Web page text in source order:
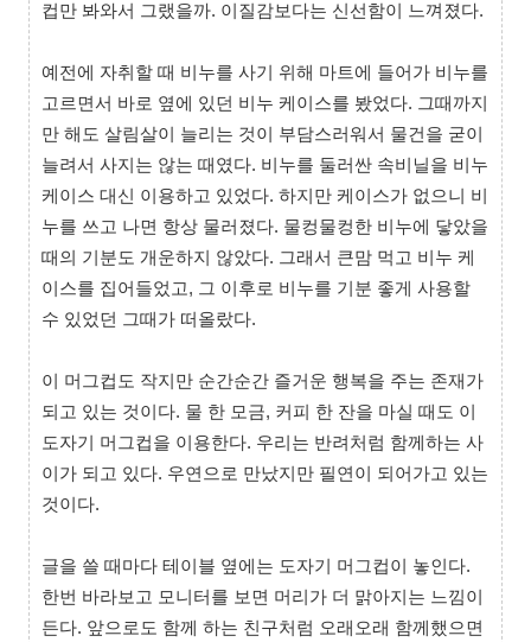
컵만 봐와서 그랬을까. 이질감보다는 신선함이 느껴졌다.
예전에 자취할 때 비누를 사기 위해 마트에 들어가 비누를
고르면서 바로 옆에 있던 비누 케이스를 봤었다. 그때까지
만 해도 살림살이 늘리는 것이 부담스러워서 물건을 굳이
늘려서 사지는 않는 때였다. 비누를 둘러싼 속비닐을 비누
케이스 대신 이용하고 있었다. 하지만 케이스가 없으니 비
누를 쓰고 나면 항상 물러졌다. 물컹물컹한 비누에 닿았을
때의 기분도 개운하지 않았다. 그래서 큰맘 먹고 비누 케
이스를 집어들었고, 그 이후로 비누를 기분 좋게 사용할
수 있었던 그때가 떠올랐다.
이 머그컵도 작지만 순간순간 즐거운 행복을 주는 존재가
되고 있는 것이다. 물 한 모금, 커피 한 잔을 마실 때도 이
도자기 머그컵을 이용한다. 우리는 반려처럼 함께하는 사
이가 되고 있다. 우연으로 만났지만 필연이 되어가고 있는
것이다.
글을 쓸 때마다 테이블 옆에는 도자기 머그컵이 놓인다.
한번 바라보고 모니터를 보면 머리가 더 맑아지는 느낌이
든다. 앞으로도 함께 하는 친구처럼 오래오래 함께했으면